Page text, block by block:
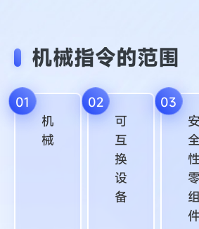
机械指令的范围
01
机
械
02
可
互
换
设
备
03
安
全
性
零
组
件